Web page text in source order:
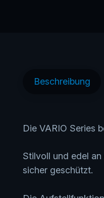
Beschreibung
Die VARIO Series
Stilvoll und edel
sicher geschützt.